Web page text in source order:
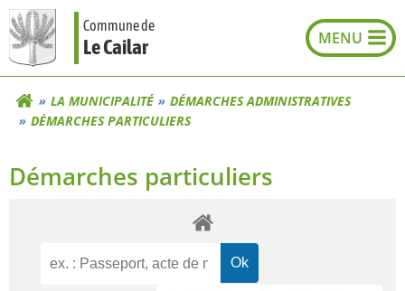
Aller
au
contenu
Commune de
Le Cailar
LA MUNICIPALITÉ
DÉMARCHES ADMINISTRATIVES
DÉMARCHES PARTICULIERS
Démarches particuliers